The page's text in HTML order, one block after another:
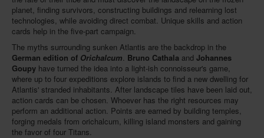
planet, finding survivors, constructing buildings and relearning lost
technologies, while avoiding direct combat. Unique skills and action
cards help in the five-part campaign.
The myths surrounding sunken Atlantis are the backdrop in the
German edition of Orichalcum. Bruno Cathala and Johannes
Goupy have turned the idea into a light-ish connoisseur's game,
where up to four expeditions explore islands to find a new dwelling for
Atlantis' stranded inhabitants. After landscape tiles have been laid out,
action cards can be chosen. Whoever has the right resources may
perform an additional action. Points are earned by building temples,
forging medals from orichalcum, killing island monsters and gaining
the favor of four Titans.